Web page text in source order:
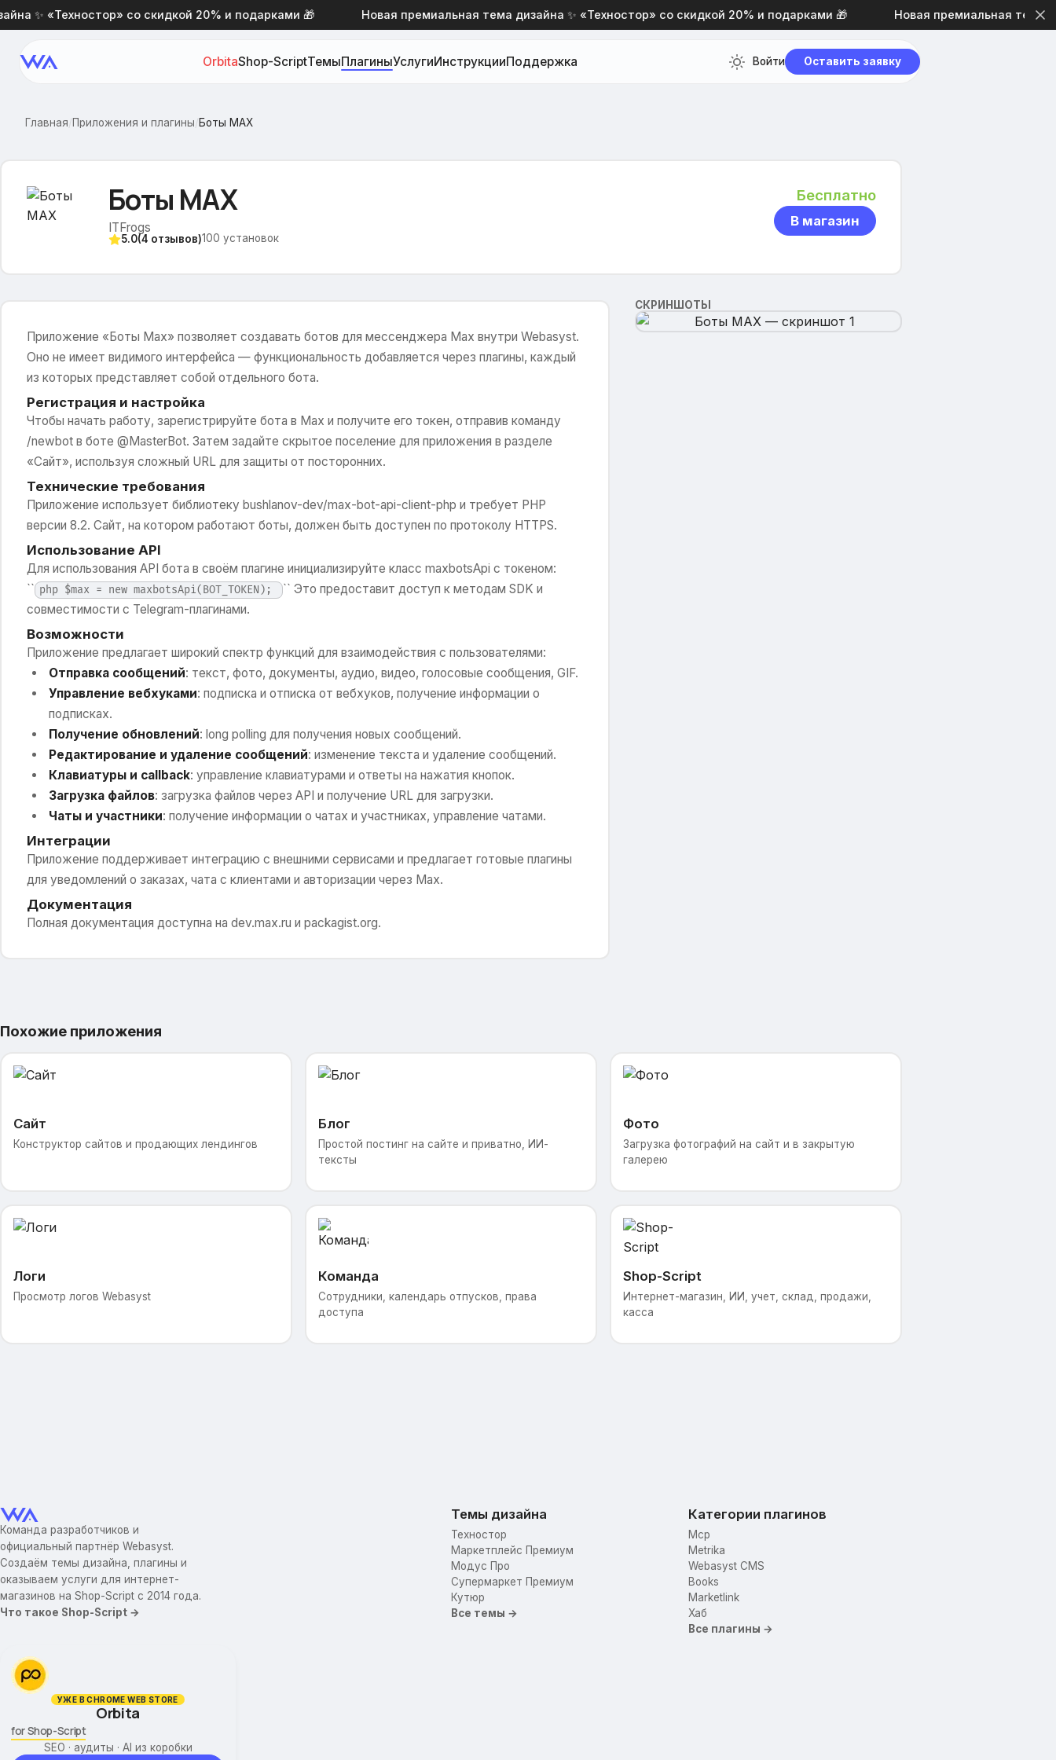
✨ «Техностор» со скидкой 20% и подарками 🎁 Новая премиальная тема дизайна ✨ «Техностор» со скидкой 20% и подарками 🎁 Новая премиальная тема
OrbitaShop-ScriptТемыПлагиныУслугиИнструкцииПоддержка Войти Оставить заявку
Главная/Приложения и плагины/Боты MAX
Боты MAX
ITFrogs
5.0(4 отзывов)100 установок
Бесплатно
В магазин
Приложение «Боты Max» позволяет создавать ботов для мессенджера Max внутри Webasyst.
Оно не имеет видимого интерфейса — функциональность добавляется через плагины, каждый
из которых представляет собой отдельного бота.
Регистрация и настройка
Чтобы начать работу, зарегистрируйте бота в Max и получите его токен, отправив команду
/newbot в боте @MasterBot. Затем задайте скрытое поселение для приложения в разделе
«Сайт», используя сложный URL для защиты от посторонних.
Технические требования
Приложение использует библиотеку bushlanov-dev/max-bot-api-client-php и требует PHP
версии 8.2. Сайт, на котором работают боты, должен быть доступен по протоколу HTTPS.
Использование API
Для использования API бота в своём плагине инициализируйте класс maxbotsApi с токеном:
`` php $max = new maxbotsApi(BOT_TOKEN);
`` Это предоставит доступ к методам SDK и
совместимости с Telegram-плагинами.
Возможности
Приложение предлагает широкий спектр функций для взаимодействия с пользователями:
Отправка сообщений: текст, фото, документы, аудио, видео, голосовые сообщения, GIF.
Управление вебхуками: подписка и отписка от вебхуков, получение информации о
подписках.
Получение обновлений: long polling для получения новых сообщений.
Редактирование и удаление сообщений: изменение текста и удаление сообщений.
Клавиатуры и callback: управление клавиатурами и ответы на нажатия кнопок.
Загрузка файлов: загрузка файлов через API и получение URL для загрузки.
Чаты и участники: получение информации о чатах и участниках, управление чатами.
Интеграции
Приложение поддерживает интеграцию с внешними сервисами и предлагает готовые плагины
для уведомлений о заказах, чата с клиентами и авторизации через Max.
Документация
Полная документация доступна на dev.max.ru и packagist.org.
СКРИНШОТЫ
Похожие приложения
Сайт
Конструктор сайтов и продающих лендингов
Блог
Простой постинг на сайте и приватно, ИИ-
тексты
Фото
Загрузка фотографий на сайт и в закрытую
галерею
Логи
Просмотр логов Webasyst
Команда
Сотрудники, календарь отпусков, права
доступа
Shop-Script
Интернет-магазин, ИИ, учет, склад, продажи,
касса
Команда разработчиков и
официальный партнёр Webasyst.
Создаём темы дизайна, плагины и
оказываем услуги для интернет-
магазинов на Shop-Script с 2014 года.
Что такое Shop-Script →
УЖЕ В CHROME WEB STORE
Orbita
for Shop-Script
SEO · аудиты · AI из коробки
Темы дизайна
Техностор
Маркетплейс Премиум
Модус Про
Супермаркет Премиум
Кутюр
Все темы →
Категории плагинов
Mcp
Metrika
Webasyst CMS
Books
Marketlink
Хаб
Все плагины →